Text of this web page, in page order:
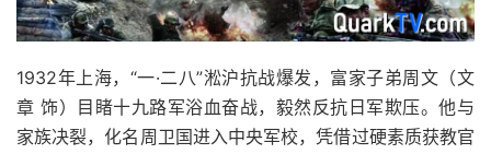
1932年上海，“一·二八”淞沪抗战爆发，富家子弟周文（文
章 饰）目睹十九路军浴血奋战，毅然反抗日军欺压。他与
家族决裂，化名周卫国进入中央军校，凭借过硬素质获教官